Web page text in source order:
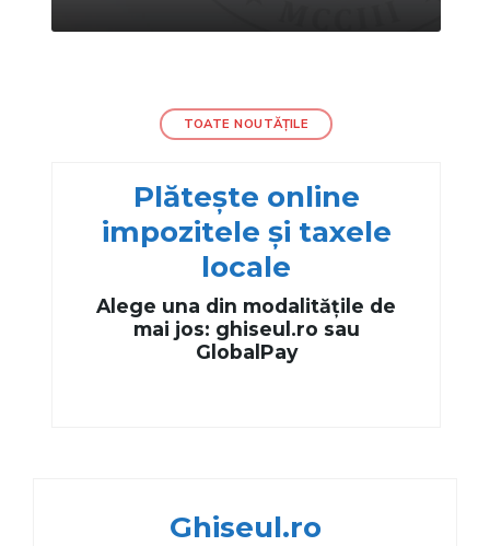
TOATE NOUTĂȚILE
Plătește online
impozitele și taxele
locale
Alege una din modalitățile de
mai jos: ghiseul.ro sau
GlobalPay
Ghiseul.ro